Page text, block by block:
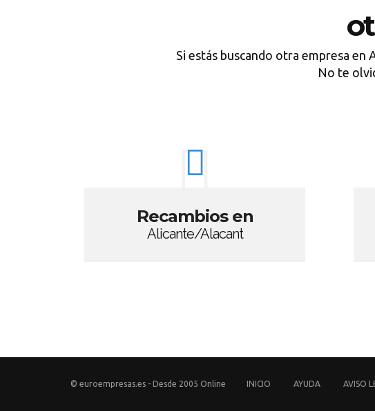
Si estás buscando otra empresa
No te
Recambios en
Alicante/Alacant
© euroempresas.es - Desde 2005 Online INICIO AYUDA AVISO